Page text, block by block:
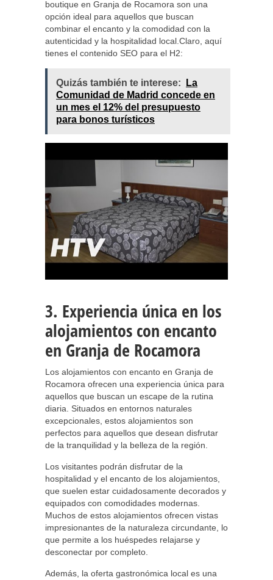
boutique en Granja de Rocamora son una
opción ideal para aquellos que buscan
combinar el encanto y la comodidad con la
autenticidad y la hospitalidad local.Claro, aquí
tienes el contenido SEO para el H2:
Quizás también te interese:
La
Comunidad de Madrid concede en
un mes el 12% del presupuesto
para bonos turísticos
3. Experiencia única en los
alojamientos con encanto
en Granja de Rocamora
Los alojamientos con encanto en Granja de
Rocamora ofrecen una experiencia única para
aquellos que buscan un escape de la rutina
diaria. Situados en entornos naturales
excepcionales, estos alojamientos son
perfectos para aquellos que desean disfrutar
de la tranquilidad y la belleza de la región.
Los visitantes podrán disfrutar de la
hospitalidad y el encanto de los alojamientos,
que suelen estar cuidadosamente decorados y
equipados con comodidades modernas.
Muchos de estos alojamientos ofrecen vistas
impresionantes de la naturaleza circundante, lo
que permite a los huéspedes relajarse y
desconectar por completo.
Además, la oferta gastronómica local es una